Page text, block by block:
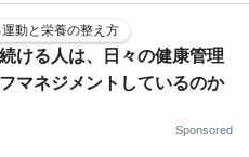
動と栄養の整え方
ける人は、日々の健康管理
マネジメントしているのか
Sponsored